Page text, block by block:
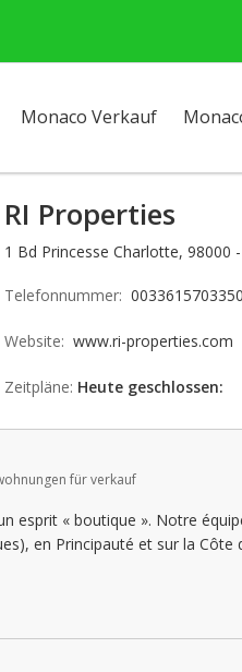
Monaco Verkauf
RI Properties
1 Bd Princesse Charlotte, 98000
Telefonnummer: 0033615703350
Website: www.ri-properties.com
Zeitpläne: Heute geschlossen:
Montag: offen
Dienstag: offen
Mittwoch: offen
für verkauf
esprit « boutique ». Notre
en Principauté et sur la Côte